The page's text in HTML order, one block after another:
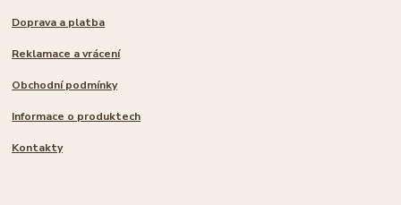
Doprava a platba
Reklamace a vrácení
Obchodní podmínky
Informace o produktech
Kontakty